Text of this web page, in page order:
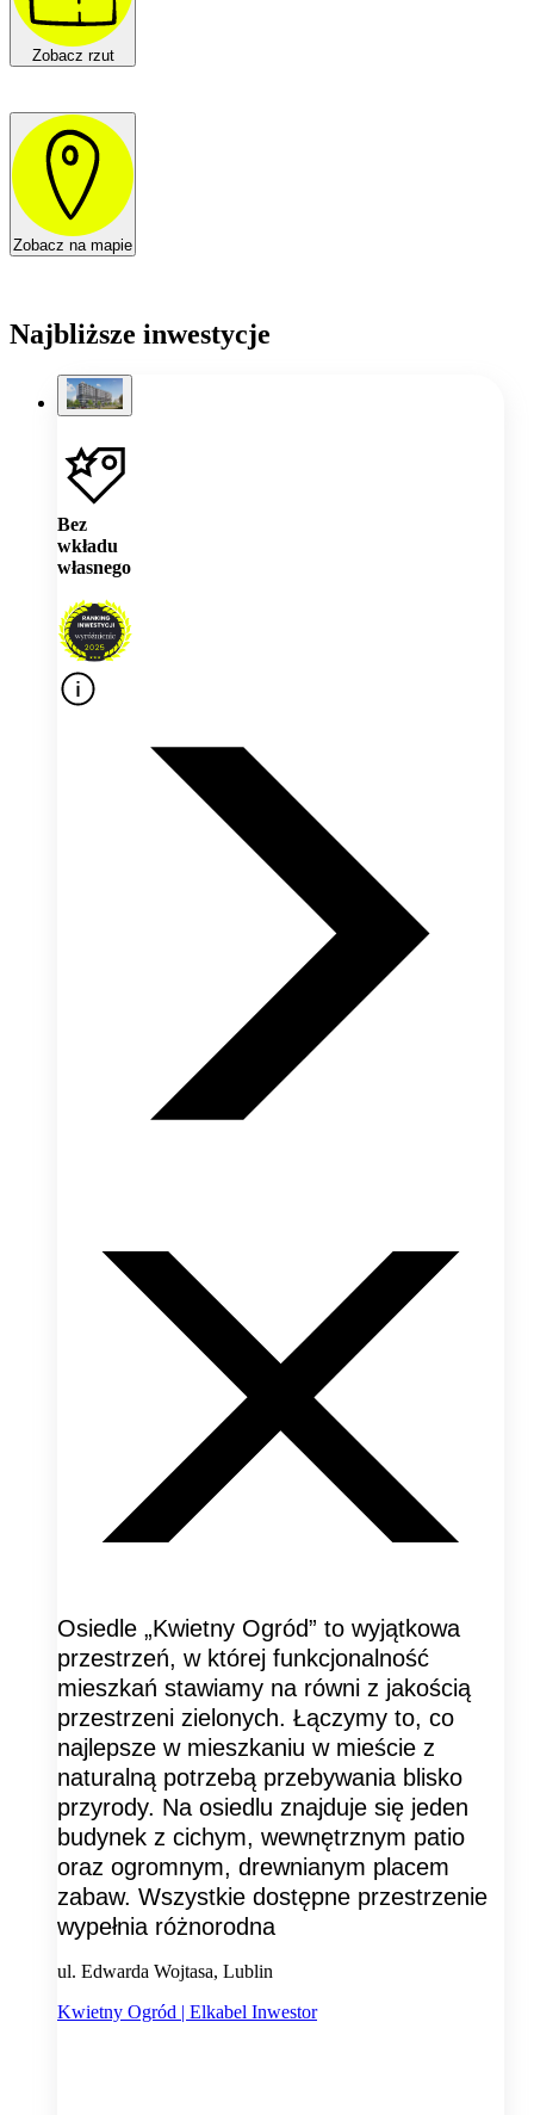
Zobacz rzut
Zobacz na mapie
Najbliższe inwestycje
Bez
wkładu
własnego
Osiedle „Kwietny Ogród” to wyjątkowa
przestrzeń, w której funkcjonalność
mieszkań stawiamy na równi z jakością
przestrzeni zielonych. Łączymy to, co
najlepsze w mieszkaniu w mieście z
naturalną potrzebą przebywania blisko
przyrody. Na osiedlu znajduje się jeden
budynek z cichym, wewnętrznym patio
oraz ogromnym, drewnianym placem
zabaw. Wszystkie dostępne przestrzenie
wypełnia różnorodna
ul. Edwarda Wojtasa, Lublin
Kwietny Ogród | Elkabel Inwestor